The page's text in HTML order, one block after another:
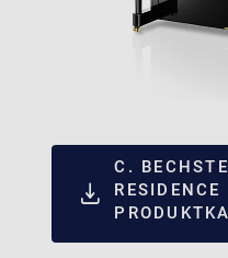
C.
RESIDENCE